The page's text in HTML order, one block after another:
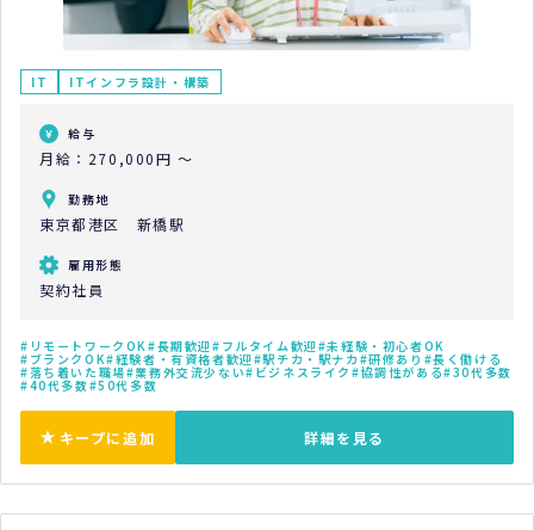
IT ITインフラ設計・構築
給与
月給：270,000円 ～
勤務地
東京都港区 新橋駅
雇用形態
契約社員
リモートワークOK 長期歓迎 フルタイム歓迎 未経験・初心者OK
ブランクOK 経験者・有資格者歓迎 駅チカ・駅ナカ 研修あり 長く働ける
落ち着いた職場 業務外交流少ない ビジネスライク 協調性がある 30代多数
40代多数 50代多数
キープに追加 詳細を見る